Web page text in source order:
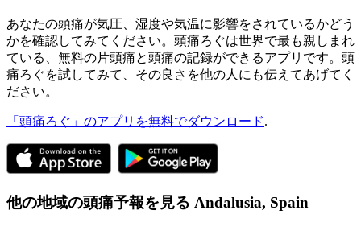
あなたの頭痛が気圧、湿度や気温に影響をされているかどう
かを確認してみてください。頭痛ろぐは世界で最も親しまれ
ている、無料の片頭痛と頭痛の記録ができるアプリです。頭
痛ろぐを試してみて、その良さを他の人にも伝えてあげてく
ださい。
「頭痛ろぐ」のアプリを無料でダウンロード.
他の地域の頭痛予報を見る Andalusia, Spain